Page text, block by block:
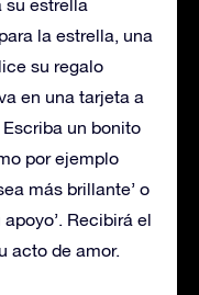
su estrella
la estrella, una
su regalo
en una tarjeta a
un bonito
por ejemplo
más brillante’ o
Recibirá el
acto de amor.